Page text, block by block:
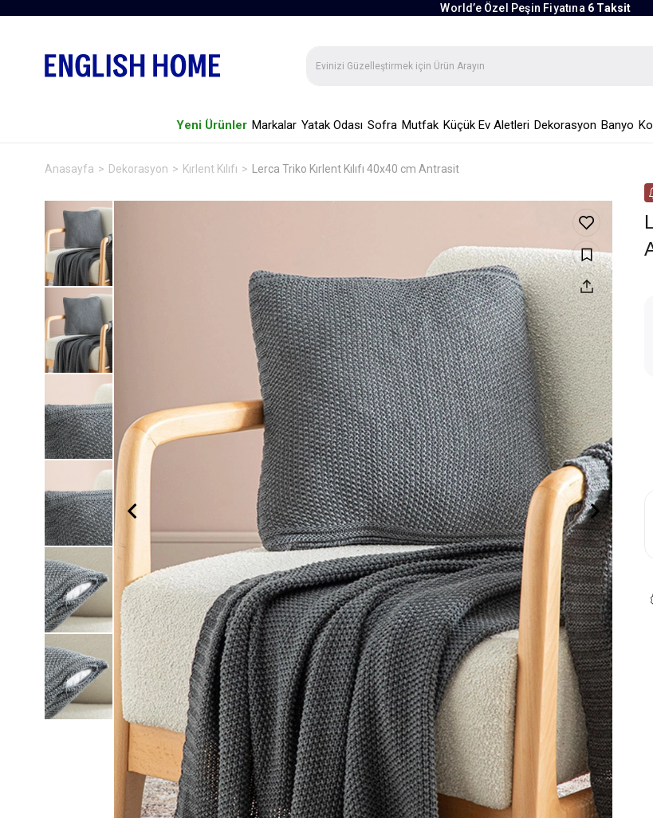
World’e Özel Peşin Fiyatına 6 Taksit
Yeni Ürünler Markalar Yatak Odası Sofra Mutfak Küçük Ev Aletleri Dekorasyon Banyo
Anasayfa Dekorasyon Kırlent Kılıfı Lerca Triko Kırlent Kılıfı 40x40 cm Antrasit